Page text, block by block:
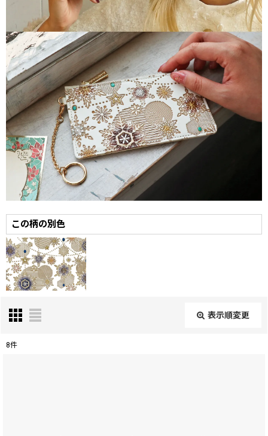
この柄の別色
表示順変更
8件